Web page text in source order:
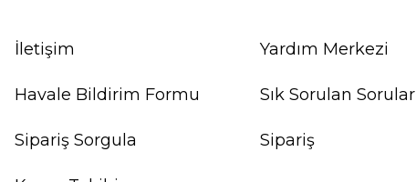
İletişim
Havale Bildirim Formu
Sipariş Sorgula
Yardım Merkezi
Sık Sorulan Sorular
Sipariş